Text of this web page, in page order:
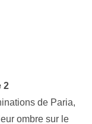
2
de Paria,
ombre sur le